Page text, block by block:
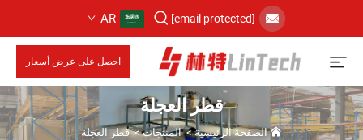
[email protected]
AR
احصل على عرض أسعار
قطر العجلة
الصفحة الرئيسية>المنتجات>قطر العجلة